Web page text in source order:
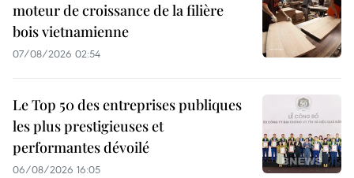
moteur de croissance de la filière
bois vietnamienne
07/08/2026 02:54
Le Top 50 des entreprises publiques
les plus prestigieuses et
performantes dévoilé
06/08/2026 16:05